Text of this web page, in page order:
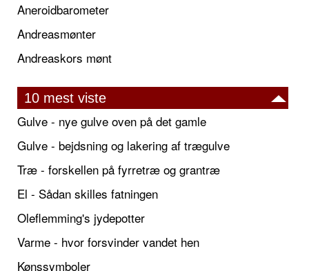
Aneroidbarometer
Andreasmønter
Andreaskors mønt
10 mest viste
Gulve - nye gulve oven på det gamle
Gulve - bejdsning og lakering af trægulve
Træ - forskellen på fyrretræ og grantræ
El - Sådan skilles fatningen
Oleflemming's jydepotter
Varme - hvor forsvinder vandet hen
Kønssymboler